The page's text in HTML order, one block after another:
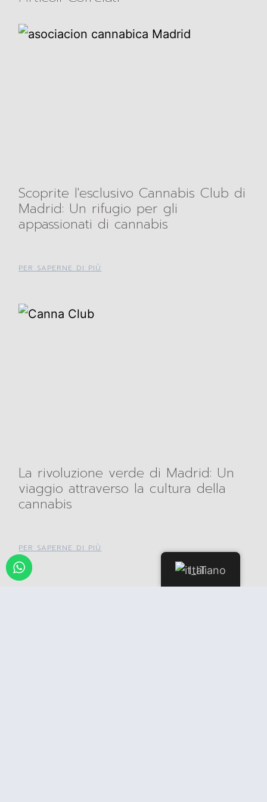
Scoprite l'esclusivo Cannabis Club di
Madrid: Un rifugio per gli
appassionati di cannabis
PER SAPERNE DI PIÙ
La rivoluzione verde di Madrid: Un
viaggio attraverso la cultura della
cannabis
PER SAPERNE DI PIÙ
Italiano